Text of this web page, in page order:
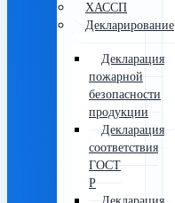
ХАССП
Декларирование
Декларация
пожарной
безопасности
продукции
Декларация
соответствия
ГОСТ
Р